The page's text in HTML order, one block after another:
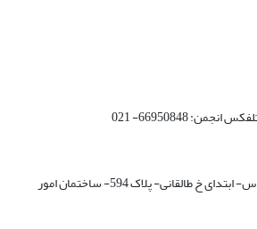
خیابان انقلاب- خیابان قدس- ابتدای خ طالقانی- پلاک 594- ساختمان امور